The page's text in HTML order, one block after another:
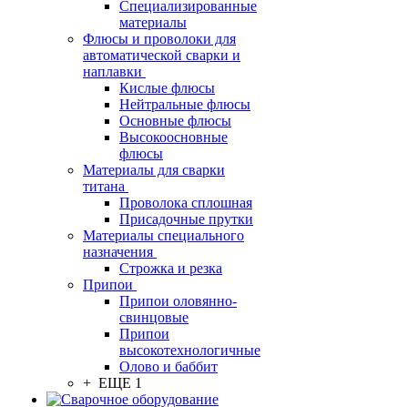
Специализированные
материалы
Флюсы и проволоки для
автоматической сварки и
наплавки
Кислые флюсы
Нейтральные флюсы
Основные флюсы
Высокоосновные
флюсы
Материалы для сварки
титана
Проволока сплошная
Присадочные прутки
Материалы специального
назначения
Строжка и резка
Припои
Припои оловянно-
свинцовые
Припои
высокотехнологичные
Олово и баббит
+ ЕЩЕ 1